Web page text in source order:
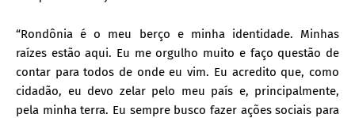
“Rondônia é o meu berço e minha identidade. Minhas
raízes estão aqui. Eu me orgulho muito e faço questão de
contar para todos de onde eu vim. Eu acredito que, como
cidadão, eu devo zelar pelo meu país e, principalmente,
pela minha terra. Eu sempre busco fazer ações sociais para